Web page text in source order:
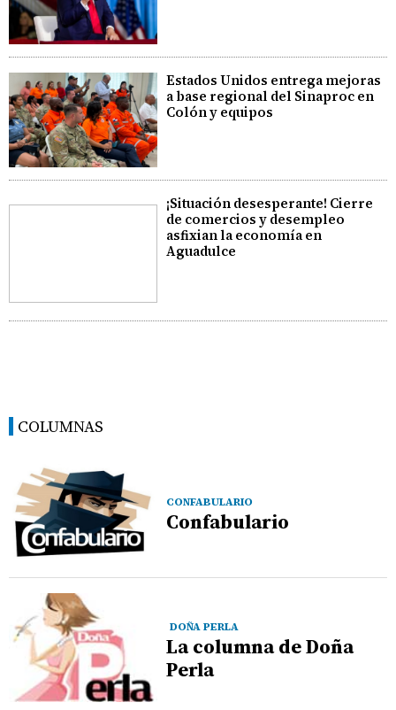
Estados Unidos entrega mejoras
a base regional del Sinaproc en
Colón y equipos
¡Situación desesperante! Cierre
de comercios y desempleo
asfixian la economía en
Aguadulce
COLUMNAS
CONFABULARIO
Confabulario
DOÑA PERLA
La columna de Doña
Perla